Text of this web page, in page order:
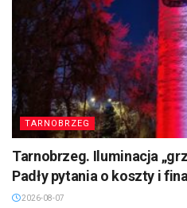
TARNOBRZEG
Tarnobrzeg. Iluminacja
Padły pytania o koszty i
2026-08-07